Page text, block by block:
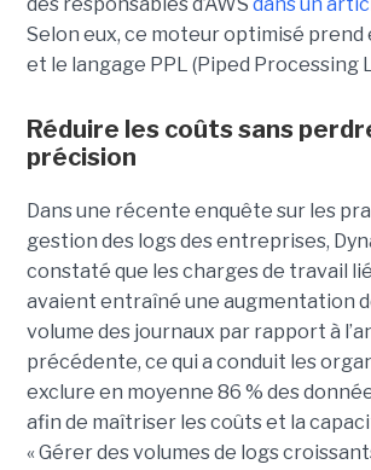
des responsables d’AWS dans un
Selon eux, ce moteur optimisé prend
et le langage PPL (Piped Processing
Réduire les coûts sans
précision
Dans une récente enquête sur les
gestion des logs des entreprises,
constaté que les charges de travail
avaient entraîné une augmentation
volume des journaux par rapport à
précédente, ce qui a conduit les
exclure en moyenne 86 % des
afin de maîtriser les coûts et la
« Gérer des volumes de logs